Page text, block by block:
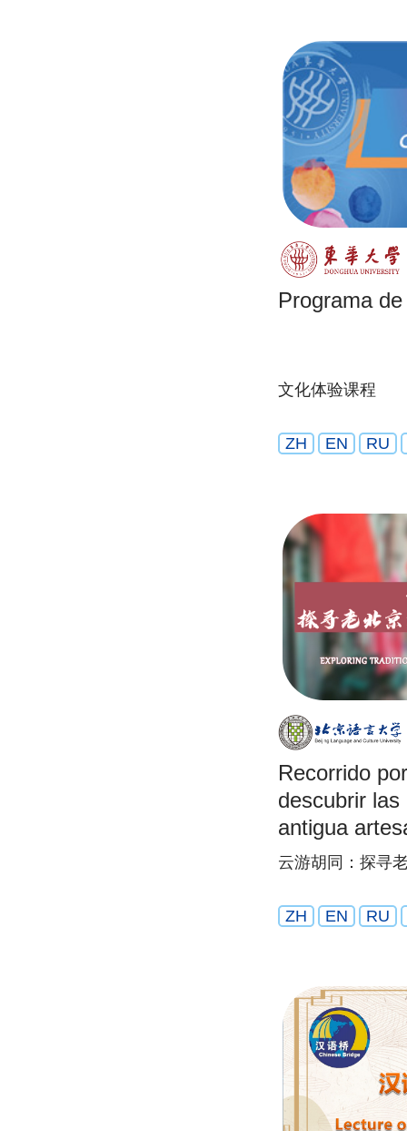
Programa
文化体验课程
ZH EN RU
Recorrido
descubrir
antigua
云游胡同：探寻
ZH EN RU